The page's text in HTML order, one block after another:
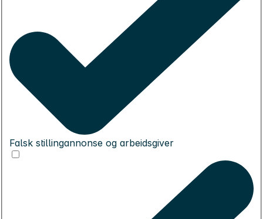
Falsk stillingannonse og arbeidsgiver